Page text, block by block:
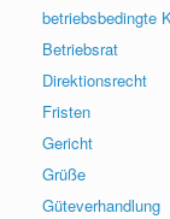
betriebsbedingte
Betriebsrat
Direktionsrecht
Fristen
Gericht
Grüße
Güteverhandlung